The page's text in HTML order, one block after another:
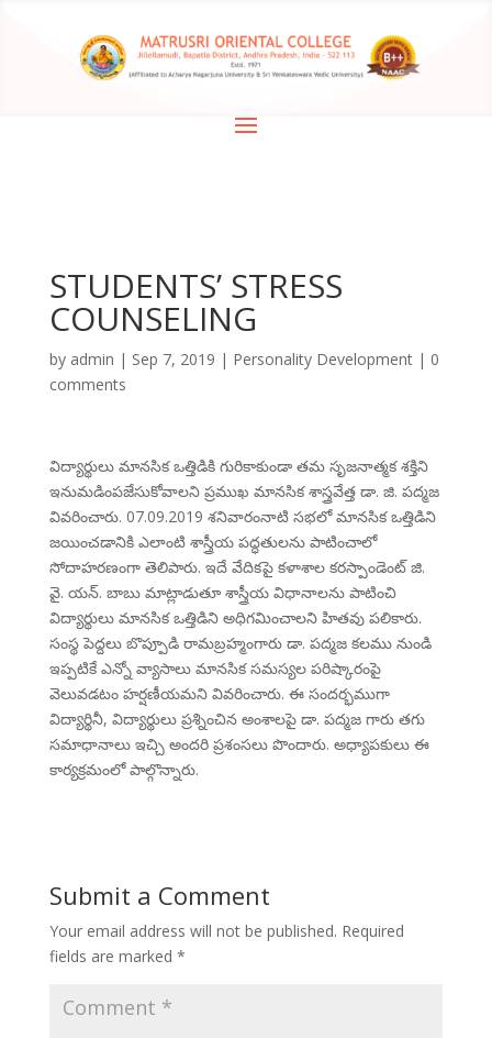
STUDENTS’ STRESS
COUNSELING
by admin | Sep 7, 2019 | Personality Development| 0
comments
విద్యార్థులు మానసిక ఒత్తిడికి గురికాకుండా తమ సృజనాత్మక శక్తిని
ఇనుమడింపజేసుకోవాలని ప్రముఖ మానసిక శాస్త్రవేత్త డా. జి. పద్మజ
వివరించారు. 07.09.2019 శనివారంనాటి సభలో మానసిక ఒత్తిడిని
జయించడానికి ఎలాంటి శాస్త్రీయ పద్ధతులను పాటించాలో
సోదాహరణంగా తెలిపారు. ఇదే వేదికపై కళాశాల కరస్పాండెంట్ జి.
వై. యన్. బాబు మాట్లాడుతూ శాస్త్రీయ విధానాలను పాటించి
విద్యార్థులు మానసిక ఒత్తిడిని అధిగమించాలని హితవు పలికారు.
సంస్థ పెద్దలు బొప్పూడి రామబ్రహ్మంగారు డా. పద్మజ కలము నుండి
ఇప్పటికే ఎన్నో వ్యాసాలు మానసిక సమస్యల పరిష్కారంపై
వెలువడటం హర్షణీయమని వివరించారు. ఈ సందర్భముగా
విద్యార్థినీ, విద్యార్థులు ప్రశ్నించిన అంశాలపై డా. పద్మజ గారు తగు
సమాధానాలు ఇచ్చి అందరి ప్రశంసలు పొందారు. అధ్యాపకులు ఈ
కార్యక్రమంలో పాల్గొన్నారు.
Submit a Comment
Your email address will not be published. Required
fields are marked *